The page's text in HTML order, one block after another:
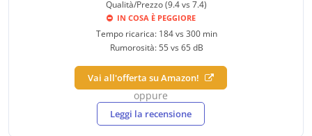
Qualità/Prezzo (9.4 vs 7.4)
IN COSA È PEGGIORE
Tempo ricarica: 184 vs 300 min
Rumorosità: 55 vs 65 dB
Vai all'offerta su Amazon!
oppure
Leggi la recensione